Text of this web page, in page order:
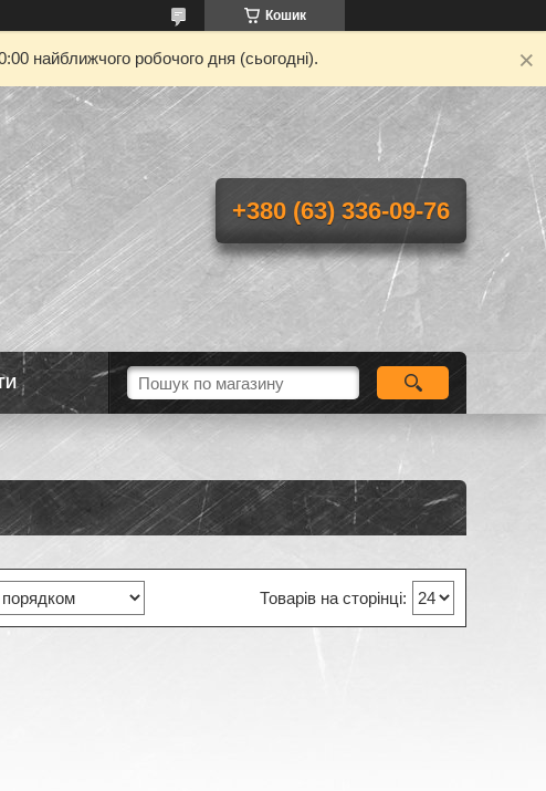
Кошик
найближчого робочого дня (сьогодні).
+380 (63) 336-09-76